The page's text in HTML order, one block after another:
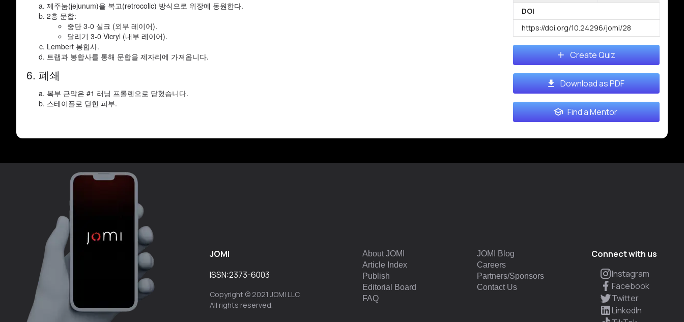
제주눔(jejunum)을 복고(retrocolic) 방식으로 위장에 동원한다.
2층 문합:
중단 3-0 실크 (외부 레이어).
달리기 3-0 Vicryl (내부 레이어).
Lembert 봉합사.
트랩과 봉합사를 통해 문합을 제자리에 가져옵니다.
6. 폐쇄
복부 근막은 #1 러닝 프롤렌으로 닫혔습니다.
스테이플로 닫힌 피부.
DOI
https://doi.org/10.24296/jomi/28
Create Quiz
Download as PDF
Find a Mentor
JOMI
ISSN:2373-6003
Copyright © 2021 JOMI LLC.
All rights reserved.
About JOMI
Article Index
Publish
Editorial Board
FAQ
JOMI Blog
Careers
Partners/Sponsors
Contact Us
Connect with us
Instagram
Facebook
Twitter
LinkedIn